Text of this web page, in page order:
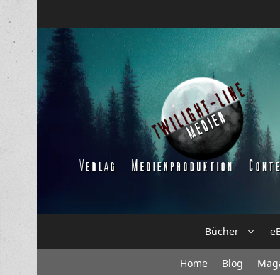
Inhalt
springen
Bücher
Home Blog